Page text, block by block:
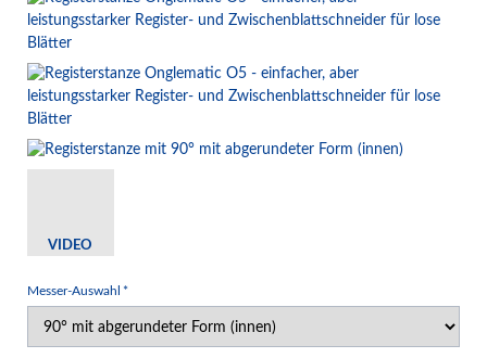
VIDEO
Pflichtfeld
Messer-Auswahl *